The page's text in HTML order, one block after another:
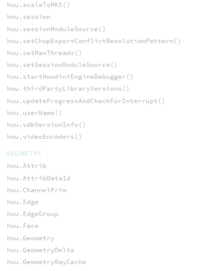
hou.scaleToMKS()
hou.session
hou.sessionModuleSource()
hou.setChopExportConflictResolutionPattern()
hou.setMaxThreads()
hou.setSessionModuleSource()
hou.startHoudiniEngineDebugger()
hou.thirdPartyLibraryVersions()
hou.updateProgressAndCheckForInterrupt()
hou.userName()
hou.vdbVersionInfo()
hou.videoEncoders()
GEOMETRY
hou.Attrib
hou.AttribDataId
hou.ChannelPrim
hou.Edge
hou.EdgeGroup
hou.Face
hou.Geometry
hou.GeometryDelta
hou.GeometryRayCache